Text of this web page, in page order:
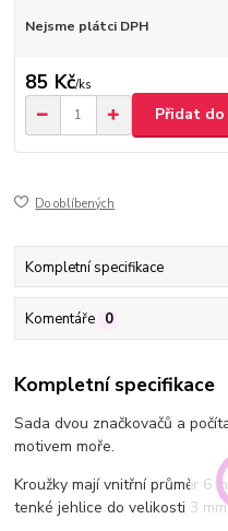
Nejsme plátci DPH
85 Kč/ks
Přidat do
Do oblíbených
Kompletní specifikace
Komentáře 0
Kompletní specifikace
Sada dvou značkovačů a
motivem moře.
Kroužky mají vnitřní průměr 6
tenké jehlice do velikosti 3